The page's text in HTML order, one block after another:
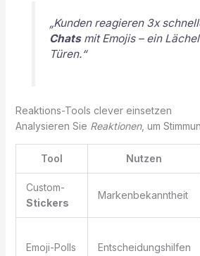
„Kunden reagieren 3x
Chatsmit Emojis – ein
Türen.“
Reaktions-Tools clever einsetzen
Analysieren Sie Reaktionen, um
Tool Nutzen
Custom-
Stickers
Markenbekanntheit
Emoji-Polls Entscheidungshilfen